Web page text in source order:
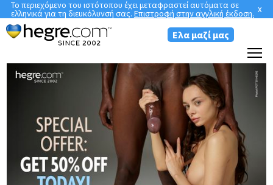
Το περιεχόμενο του ιστότοπου έχει μεταφραστεί αυτόματα σε
ελληνικά για τη διευκόλυνσή σας.Επιστροφή στην αγγλική έκδοση. x
Ελα μαζί μας